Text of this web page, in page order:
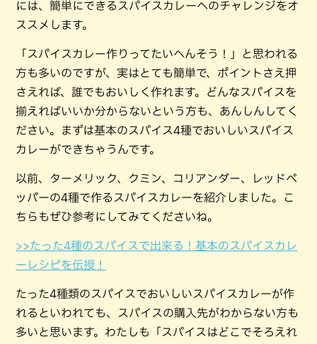
には、簡単にできるスパイスカレーへのチャレンジをオ
ススメします。
「スパイスカレー作りってたいへんそう！」と思われる
方も多いのですが、実はとても簡単で、ポイントさえ押
さえれば、誰でもおいしく作れます。どんなスパイスを
揃えればいいか分からないという方も、あんしんしてく
ださい。まずは基本のスパイス4種でおいしいスパイス
カレーができちゃうんです。
以前、ターメリック、クミン、コリアンダー、レッドペ
ッパーの4種で作るスパイスカレーを紹介しました。こ
ちらもぜひ参考にしてみてくださいね。
>>たった4種のスパイスで出来る！基本のスパイスカレ
ーレシピを伝授！
たった4種類のスパイスでおいしいスパイスカレーが作
れるといわれても、スパイスの購入先がわからない方も
多いと思います。わたしも「スパイスはどこでそろえれ